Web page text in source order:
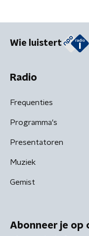
Wie luistert
Radio
Frequenties
Programma's
Presentatoren
Muziek
Gemist
Abonneer je op